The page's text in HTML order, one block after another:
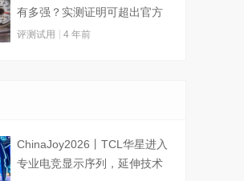
有多强？实测证明可超出官方
标称值
评测试用 4 年前
ChinaJoy2026丨TCL华星进入
专业电竞显示序列，延伸技术